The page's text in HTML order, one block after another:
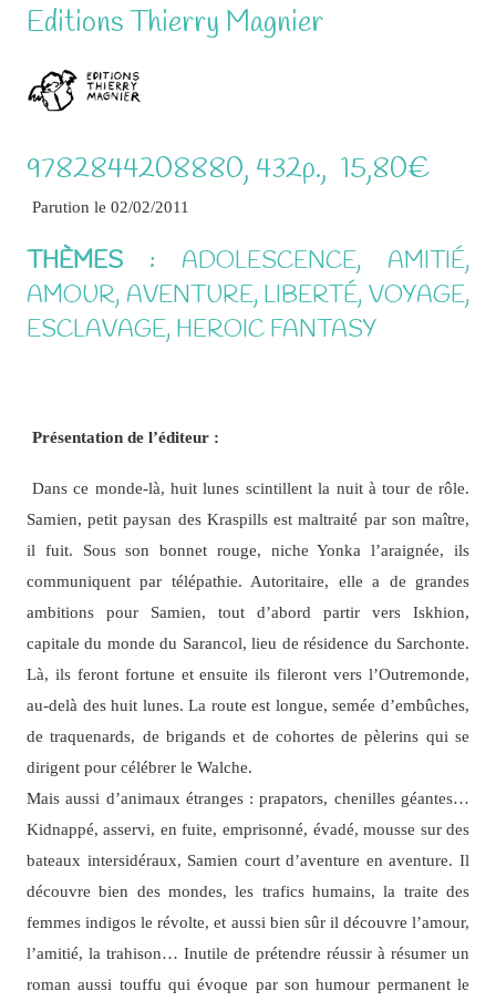
Editions Thierry Magnier
9782844208880, 432p., 15,80€
Parution le 02/02/2011
THÈMES : ADOLESCENCE, AMITIÉ,
AMOUR, AVENTURE, LIBERTÉ, VOYAGE,
ESCLAVAGE, HEROIC FANTASY
Présentation de l’éditeur :
Dans ce monde-là, huit lunes scintillent la nuit à tour de rôle.
Samien, petit paysan des Kraspills est maltraité par son maître,
il fuit. Sous son bonnet rouge, niche Yonka l’araignée, ils
communiquent par télépathie. Autoritaire, elle a de grandes
ambitions pour Samien, tout d’abord partir vers Iskhion,
capitale du monde du Sarancol, lieu de résidence du Sarchonte.
Là, ils feront fortune et ensuite ils fileront vers l’Outremonde,
au-delà des huit lunes. La route est longue, semée d’embûches,
de traquenards, de brigands et de cohortes de pèlerins qui se
dirigent pour célébrer le Walche.
Mais aussi d’animaux étranges : prapators, chenilles géantes…
Kidnappé, asservi, en fuite, emprisonné, évadé, mousse sur des
bateaux intersidéraux, Samien court d’aventure en aventure. Il
découvre bien des mondes, les trafics humains, la traite des
femmes indigos le révolte, et aussi bien sûr il découvre l’amour,
l’amitié, la trahison… Inutile de prétendre réussir à résumer un
roman aussi touffu qui évoque par son humour permanent le